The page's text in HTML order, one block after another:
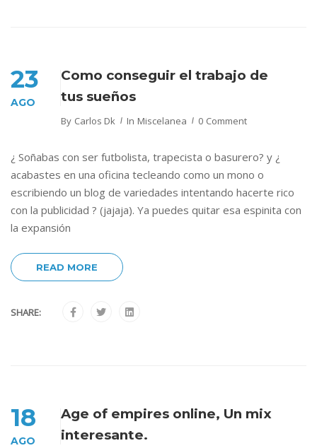
23
AGO
Como conseguir el trabajo de
tus sueños
By Carlos Dk In Miscelanea 0 Comment
¿ Soñabas con ser futbolista, trapecista o basurero? y ¿
acabastes en una oficina tecleando como un mono o
escribiendo un blog de variedades intentando hacerte rico
con la publicidad ? (jajaja). Ya puedes quitar esa espinita con
la expansión
READ MORE
SHARE:
18
AGO
Age of empires online, Un mix
interesante.